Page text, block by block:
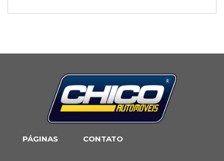
PÁGINAS CONTATO